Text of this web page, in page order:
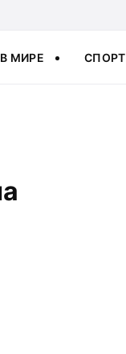
В МИРЕ СПОРТ